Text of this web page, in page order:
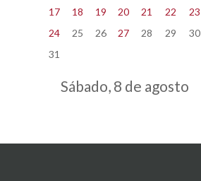
17
18 19 20 21 22
23
24
25 26 27 28 29
30
31
Sábado, 8 de agosto